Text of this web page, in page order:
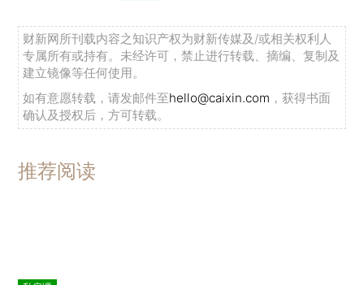
财新网所刊载内容之知识产权为财新传媒及/或相关权利人
专属所有或持有。未经许可，禁止进行转载、摘编、复制及
建立镜像等任何使用。
如有意愿转载，请发邮件至hello@caixin.com ，获得书面
确认及授权后，方可转载。
推荐阅读